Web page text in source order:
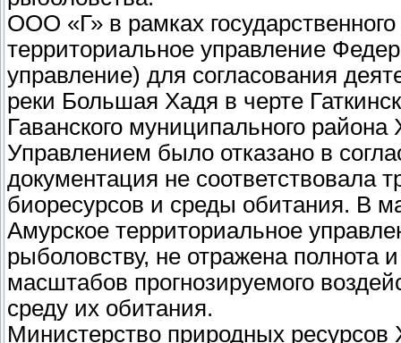
ООО «Г» в рамках
территориальное управление
управление) для согласования
реки Большая Хадя в черте
Гаванского муниципального района
Управлением было отказано в
документация не соответствовала
биоресурсов и среды обитания. В
Амурское территориальное
рыболовству, не отражена полнота
масштабов прогнозируемого
среду их обитания.
Министерство природных ресурсов